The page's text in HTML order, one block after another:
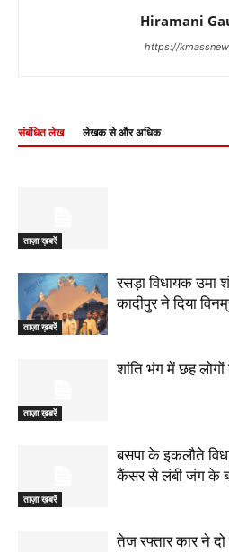
Hiramani
https://
संबंधित लेख लेखक से और अधिक
ताज़ा ख़बरें
ताज़ा ख़बरें
रसड़ा विधायक उमा
कादीपुर ने दिया
ताज़ा ख़बरें
शांति भंग में छह
ताज़ा ख़बरें
बसपा के इकलौते
कैंसर से लंबी जंग के
तेज रफ्तार कार ने दो